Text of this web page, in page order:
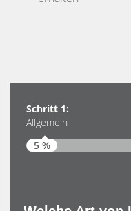
Schritt 1:
Allgemein
5 %